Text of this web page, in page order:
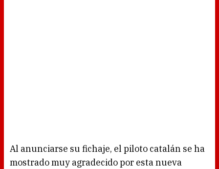
Al anunciarse su fichaje, el piloto catalán se ha
mostrado muy agradecido por esta nueva